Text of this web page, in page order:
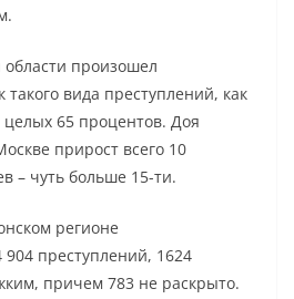
произошел
вида преступлений, как
65 процентов. Доя
прирост всего 10
– чуть больше 15-ти.
регионе
904 преступлений, 1624
причем 783 не раскрыто.